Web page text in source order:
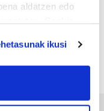
aldatzen edo
geographical
ikusi
du»